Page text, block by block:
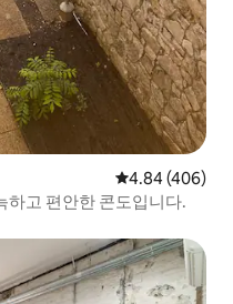
평점 4.84점(5
4.84 (406)
고 편안한 콘도입니다.